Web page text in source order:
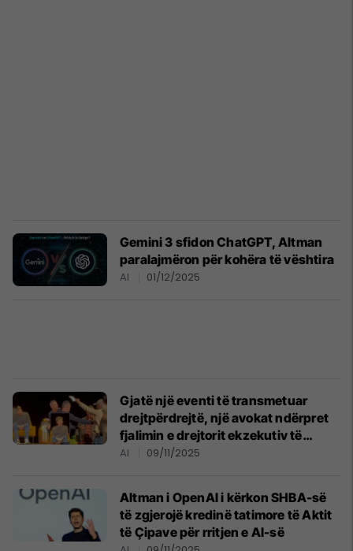
Gemini 3 sfidon ChatGPT, Altman
paralajmëron për kohëra të vështira
AI 01/12/2025
Gjatë një eventi të transmetuar
drejtpërdrejtë, një avokat ndërpret
fjalimin e drejtorit ekzekutiv të
OpenAI – ia dorëzon një thirrje
AI 09/11/2025
Altman i OpenAI i kërkon SHBA-së
të zgjerojë kredinë tatimore të Aktit
të Çipave për rritjen e AI-së